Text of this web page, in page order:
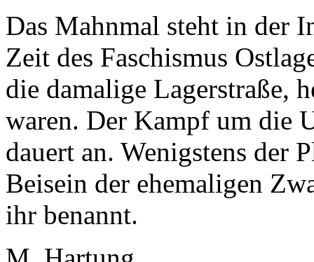
Das Mahnmal steht in der
Zeit des Faschismus
die damalige Lagerstraße,
waren. Der Kampf um die
dauert an. Wenigstens der
Beisein der ehemaligen
ihr benannt.